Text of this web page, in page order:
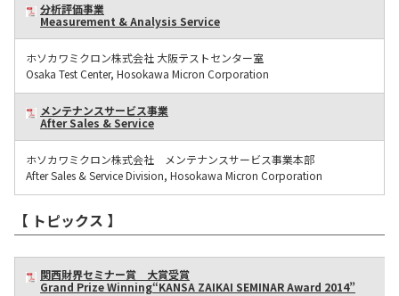
分析評価事業
Measurement & Analysis Service
ホソカワミクロン株式会社 大阪テストセンター室
Osaka Test Center, Hosokawa Micron Corporation
メンテナンスサービス事業
After Sales & Service
ホソカワミクロン株式会社 メンテナンスサービス事業本部
After Sales & Service Division, Hosokawa Micron Corporation
【 トピックス 】
関西財界セミナー賞 大賞受賞
Grand Prize Winning“KANSA ZAIKAI SEMINAR Award 2014”